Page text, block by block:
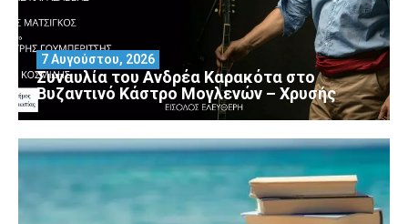
Συναυλία του Ανδρέα Καρακότα στο
Βυζαντινό Κάστρο Μογλενών – Χρυσής
7 Αυγούστου, 2026